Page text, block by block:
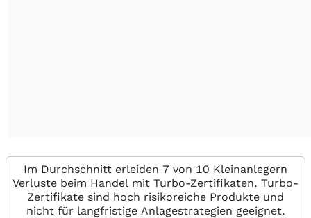
Im Durchschnitt erleiden 7 von 10 Kleinanlegern
Verluste beim Handel mit Turbo-Zertifikaten. Turbo-
Zertifikate sind hoch risikoreiche Produkte und
nicht für langfristige Anlagestrategien geeignet.